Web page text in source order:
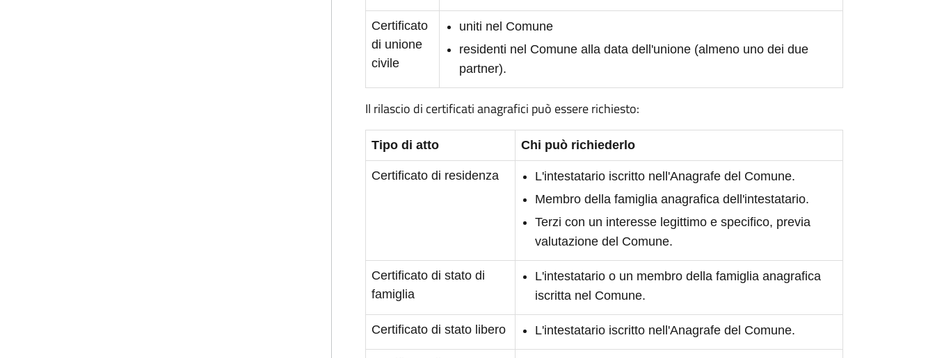
Certificato
di unione
civile
uniti nel Comune
residenti nel Comune alla data dell'unione (almeno uno dei due
partner).
Il rilascio di certificati anagrafici può essere richiesto:
Tipo di atto Chi può richiederlo
Certificato di residenza
L'intestatario iscritto nell'Anagrafe del Comune.
Membro della famiglia anagrafica dell'intestatario.
Terzi con un interesse legittimo e specifico, previa
valutazione del Comune.
Certificato di stato di
famiglia
L'intestatario o un membro della famiglia anagrafica
iscritta nel Comune.
Certificato di stato libero L'intestatario iscritto nell'Anagrafe del Comune.